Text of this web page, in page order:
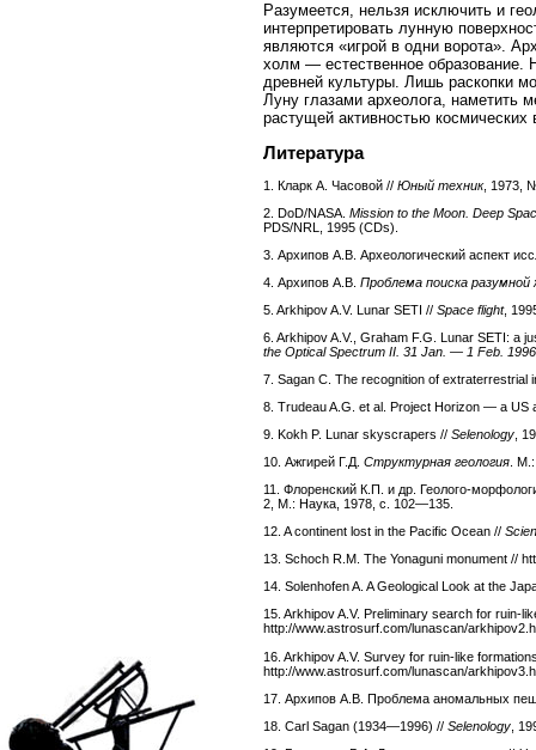
Разумеется, нельзя исключить и
интерпретировать лунную
являются «игрой в одни ворота».
холм — естественное образование.
древней культуры. Лишь раскопки
Луну глазами археолога, наметить
растущей активностью
Литература
1. Кларк А. Часовой // Юный техник, 1973,
2. DoD/NASA. Mission to the Moon. Deep
PDS/NRL, 1995 (CDs).
3. Архипов А.В. Археологический аспект
4. Архипов А.В. Проблема поиска разумной
5. Arkhipov A.V. Lunar SETI // Space flight,
6. Arkhipov A.V., Graham F.G. Lunar SETI: a
the Optical Spectrum II. 31 Jan. — 1 Feb.
7. Sagan C. The recognition of extraterrestrial
8. Trudeau A.G. et al. Project Horizon — a US
9. Kokh P. Lunar skyscrapers // Selenology ,
10. Ажгирей Г.Д. Структурная геология .
11. Флоренский К.П. и др. Геолого-
2, М.: Наука, 1978, с. 102—135.
12. A continent lost in the Pacific Ocean //
13. Schoch R.M. The Yonaguni monument //
14. Solenhofen A. A Geological Look at the
15. Arkhipov A.V. Preliminary search for ruin-
http://www.astrosurf.com/lunascan/
16. Arkhipov A.V. Survey for ruin-like
http://www.astrosurf.com/lunascan/
17. Архипов А.В. Проблема аномальных
18. Carl Sagan (1934—1996) // Selenology ,